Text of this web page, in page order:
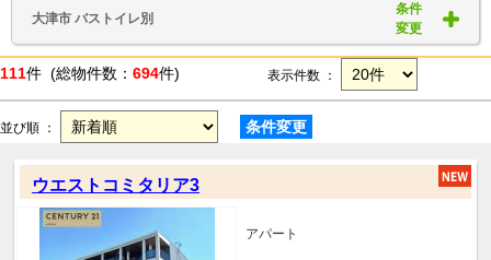
大津市 バストイレ別
条件
変更
111件 (総物件数： 694件) 表示件数 ：
並び順 ： 条件変更
ウエストコミタリア3
アパート